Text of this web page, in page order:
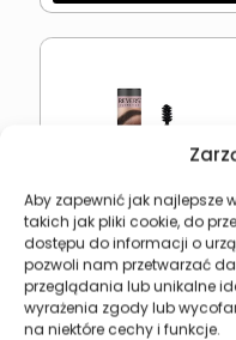
Aby zapewnić jak najlepsze
takich jak pliki cookie, do
dostępu do informacji o
pozwoli nam przetwarzać
przeglądania lub unikalne
wyrażenia zgody lub
na niektóre cechy i funkcje.